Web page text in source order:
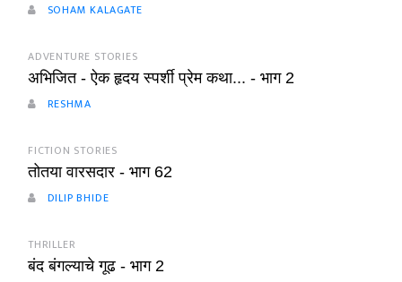
SOHAM KALAGATE
ADVENTURE STORIES
अभिजित - ऐक हृदय स्पर्शी प्रेम कथा... - भाग 2
RESHMA
FICTION STORIES
तोतया वारसदार - भाग 62
DILIP BHIDE
THRILLER
बंद बंगल्याचे गूढ - भाग 2